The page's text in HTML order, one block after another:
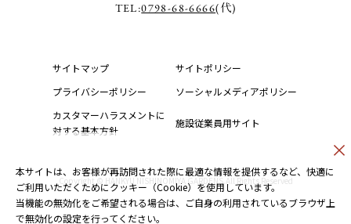
本サイトは、お客様が再訪問された際に最適な情報を提供するなど、快適に
ご利用いただくためにクッキー（Cookie）を使用しています。
当機能の無効化をご希望される場合は、ご自身の利用されているブラウザ上
で無効化の設定を行ってください。
TEL:0798-68-6666(代)
サイトマップ
サイトポリシー
プライバシーポリシー
ソーシャルメディアポリシー
カスタマーハラスメントに
対する基本方針
施設従業員用サイト
Copyright © HANKYU NISHINOMIYA GARDENS.All Rights Reserved